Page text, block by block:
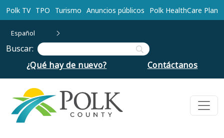
Ir al contenido principal
Polk TV TPO Turismo Anuncios públicos Polk HealthCare Plan
Español
Buscar:
¿Qué hay de nuevo?
Contáctanos